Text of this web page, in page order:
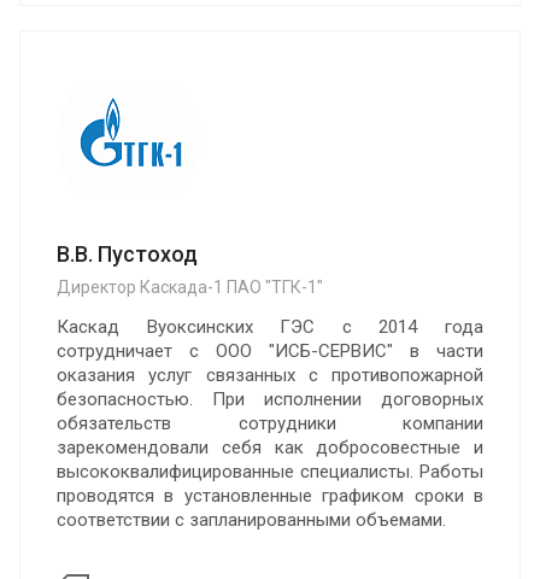
В.В. Пустоход
Директор Каскада-1 ПАО "ТГК-1"
Каскад Вуоксинских ГЭС с 2014 года
сотрудничает с ООО "ИСБ-СЕРВИС" в части
оказания услуг связанных с противопожарной
безопасностью. При исполнении договорных
обязательств сотрудники компании
зарекомендовали себя как добросовестные и
высококвалифицированные специалисты. Работы
проводятся в установленные графиком сроки в
соответствии с запланированными объемами.